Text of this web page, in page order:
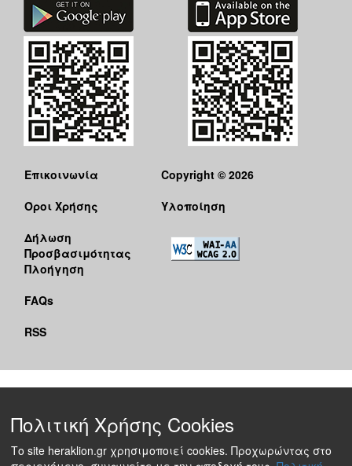
Επικοινωνία
Όροι Χρήσης
Δήλωση
Προσβασιμότητας
Πλοήγηση
FAQs
RSS
Copyright © 2026
Υλοποίηση
Πολιτική Χρήσης Cookies
Το site heraklion.gr χρησιμοποιεί cookies. Προχωρώντας στο